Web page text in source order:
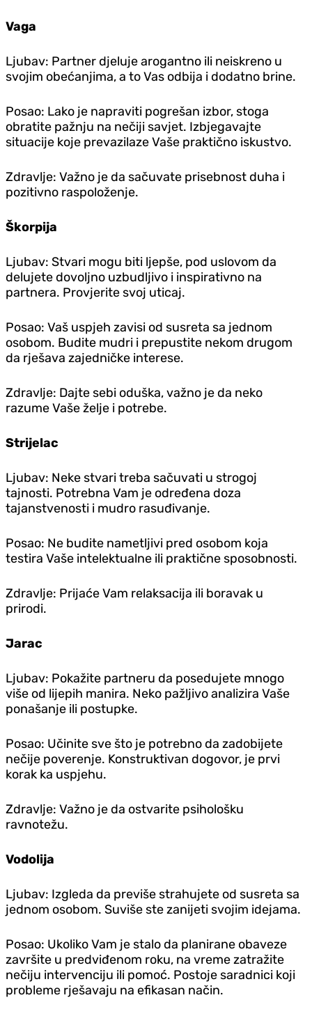
Vaga
Ljubav: Partner djeluje arogantno ili neiskreno u
svojim obećanjima, a to Vas odbija i dodatno brine.
Posao: Lako je napraviti pogrešan izbor, stoga
obratite pažnju na nečiji savjet. Izbjegavajte
situacije koje prevazilaze Vaše praktično iskustvo.
Zdravlje: Važno je da sačuvate prisebnost duha i
pozitivno raspoloženje.
Škorpija
Ljubav: Stvari mogu biti ljepše, pod uslovom da
delujete dovoljno uzbudljivo i inspirativno na
partnera. Provjerite svoj uticaj.
Posao: Vaš uspjeh zavisi od susreta sa jednom
osobom. Budite mudri i prepustite nekom drugom
da rješava zajedničke interese.
Zdravlje: Dajte sebi oduška, važno je da neko
razume Vaše želje i potrebe.
Strijelac
Ljubav: Neke stvari treba sačuvati u strogoj
tajnosti. Potrebna Vam je određena doza
tajanstvenosti i mudro rasuđivanje.
Posao: Ne budite nametljivi pred osobom koja
testira Vaše intelektualne ili praktične sposobnosti.
Zdravlje: Prijaće Vam relaksacija ili boravak u
prirodi.
Jarac
Ljubav: Pokažite partneru da posedujete mnogo
više od lijepih manira. Neko pažljivo analizira Vaše
ponašanje ili postupke.
Posao: Učinite sve što je potrebno da zadobijete
nečije poverenje. Konstruktivan dogovor, je prvi
korak ka uspjehu.
Zdravlje: Važno je da ostvarite psihološku
ravnotežu.
Vodolija
Ljubav: Izgleda da previše strahujete od susreta sa
jednom osobom. Suviše ste zanijeti svojim idejama.
Posao: Ukoliko Vam je stalo da planirane obaveze
završite u predviđenom roku, na vreme zatražite
nečiju intervenciju ili pomoć. Postoje saradnici koji
probleme rješavaju na efikasan način.